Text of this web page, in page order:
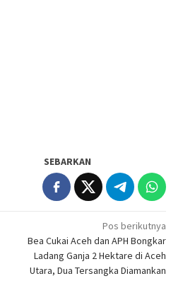
SEBARKAN
Pos berikutnya
Bea Cukai Aceh dan APH Bongkar
Ladang Ganja 2 Hektare di Aceh
Utara, Dua Tersangka Diamankan